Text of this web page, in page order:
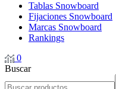
Tablas Snowboard
Fijaciones Snowboard
Marcas Snowboard
Rankings
0
Buscar